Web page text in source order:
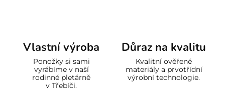
Vlastní výroba
Ponožky si sami
vyrábíme v naší
rodinné pletárně
v Třebíči.
Důraz na kvalitu
Kvalitní ověřené
materiály a prvotřídní
výrobní technologie.